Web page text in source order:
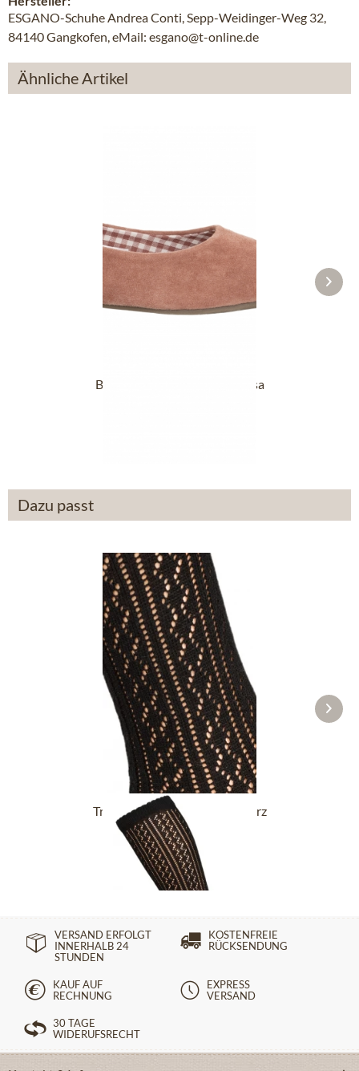
ESGANO-Schuhe Andrea Conti, Sepp-Weidinger-Weg 32,
84140 Gangkofen, eMail: esgano@t-online.de
Ähnliche Artikel
Ballerina 3005920-059 altrosa
Dazu passt
Trachtensocken CS516 schwarz
14,90 €
VERSAND ERFOLGT
INNERHALB 24
STUNDEN
KOSTENFREIE
RÜCKSENDUNG
KAUF AUF
RECHNUNG
EXPRESS
VERSAND
30 TAGE
WIDERUFSRECHT